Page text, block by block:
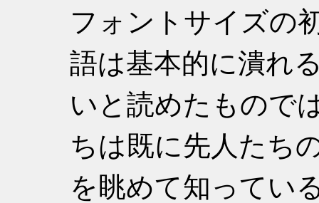
フォントサイズの
語は基本的に潰れ
いと読めたもので
ちは既に先人たち
を眺めて知ってい